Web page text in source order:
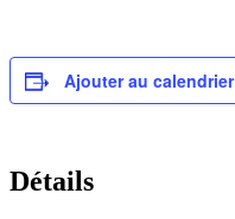
Ajouter au calendrier
Détails